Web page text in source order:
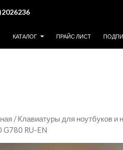
КАТАЛОГ
ПРАЙС ЛИСТ
/Клавиатуры для ноутбуков и
G780 RU-EN